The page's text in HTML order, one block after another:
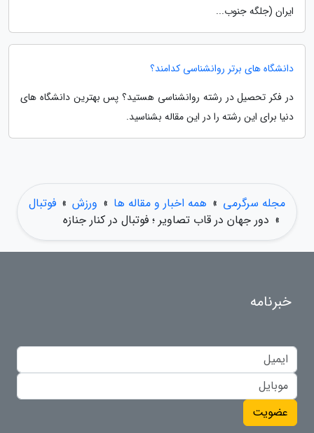
ایران (جلگه جنوب...
دانشگاه های برتر روانشناسی کدامند؟
در فکر تحصیل در رشته روانشناسی هستید؟ پس بهترین دانشگاه های
دنیا برای این رشته را در این مقاله بشناسید.
مجله سرگرمی » همه اخبار و مقاله ها » ورزش » فوتبال
» دور جهان در قاب تصاویر ؛ فوتبال در کنار جنازه
خبرنامه
عضویت